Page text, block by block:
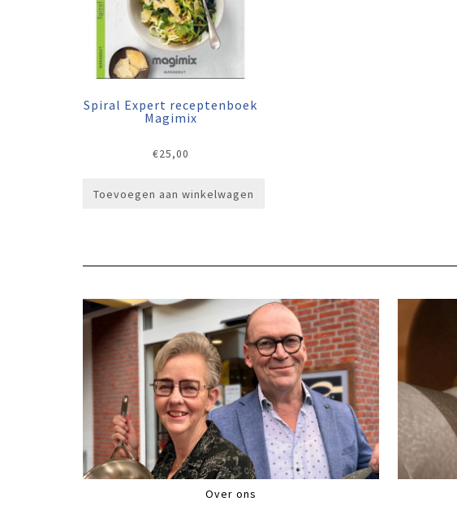
Spiral Expert receptenboek
Magimix
€25,00
Toevoegen aan winkelwagen
Over ons